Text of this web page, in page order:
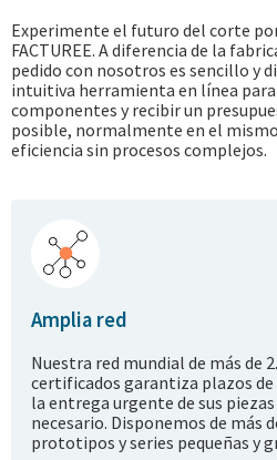
Experimente el futuro del corte
FACTUREE. A diferencia de la
pedido con nosotros es sencillo y
intuitiva herramienta en línea
componentes y recibir un
posible, normalmente en el
eficiencia sin procesos complejos.
Amplia red
Nuestra red mundial de más de
certificados garantiza plazos
la entrega urgente de sus
necesario. Disponemos de más
prototipos y series pequeñas y